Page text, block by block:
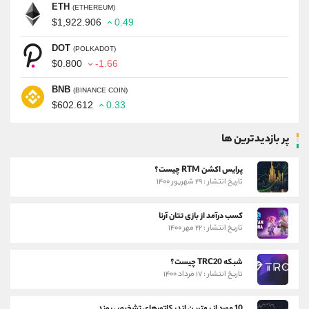
ETH (ETHEREUM)
$1,922.906 0.49
DOT (POLKADOT)
$0.800 -1.66
BNB (BINANCE COIN)
$602.612 0.33
پر بازدیدترین ها
پرایس اکشن RTM چیست؟
تاریخ انتشار : ۲۹ شهریور ۱۴۰۰
کسب درآمد از بازی تتان آرنا
تاریخ انتشار : ۲۲ مهر ۱۴۰۰
شبکه TRC20 چیست؟
تاریخ انتشار : ۱۷ مرداد ۱۴۰۰